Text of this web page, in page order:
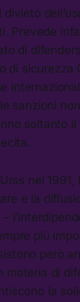
divieto
Prevede
di
di sicurezza
sanzioni
soltanto
nel
e la
più
però
materia di
la